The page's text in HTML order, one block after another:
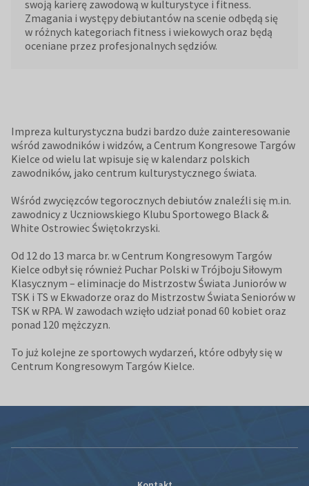
swoją karierę zawodową w kulturystyce i fitness.
Zmagania i występy debiutantów na scenie odbędą się
w różnych kategoriach fitness i wiekowych oraz będą
oceniane przez profesjonalnych sędziów.
Impreza kulturystyczna budzi bardzo duże zainteresowanie
wśród zawodników i widzów, a Centrum Kongresowe Targów
Kielce od wielu lat wpisuje się w kalendarz polskich
zawodników, jako centrum kulturystycznego świata.
Wśród zwycięzców tegorocznych debiutów znaleźli się m.in.
zawodnicy z Uczniowskiego Klubu Sportowego Black &
White Ostrowiec Świętokrzyski.
Od 12 do 13 marca br. w Centrum Kongresowym Targów
Kielce odbył się również Puchar Polski w Trójboju Siłowym
Klasycznym – eliminacje do Mistrzostw Świata Juniorów w
TSK i TS w Ekwadorze oraz do Mistrzostw Świata Seniorów w
TSK w RPA. W zawodach wzięło udział ponad 60 kobiet oraz
ponad 120 mężczyzn.
To już kolejne ze sportowych wydarzeń, które odbyły się w
Centrum Kongresowym Targów Kielce.